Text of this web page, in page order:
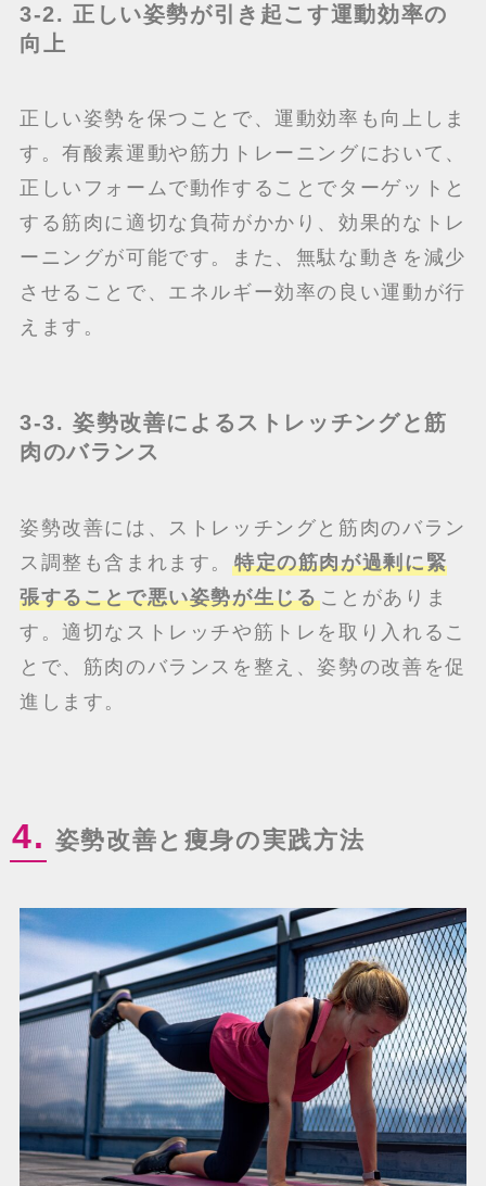
3-2. 正しい姿勢が引き起こす運動効率の
向上
正しい姿勢を保つことで、運動効率も向上しま
す。有酸素運動や筋力トレーニングにおいて、
正しいフォームで動作することでターゲットと
する筋肉に適切な負荷がかかり、効果的なトレ
ーニングが可能です。また、無駄な動きを減少
させることで、エネルギー効率の良い運動が行
えます。
3-3. 姿勢改善によるストレッチングと筋
肉のバランス
姿勢改善には、ストレッチングと筋肉のバラン
ス調整も含まれます。特定の筋肉が過剰に緊
張することで悪い姿勢が生じることがありま
す。適切なストレッチや筋トレを取り入れるこ
とで、筋肉のバランスを整え、姿勢の改善を促
進します。
4. 姿勢改善と痩身の実践方法